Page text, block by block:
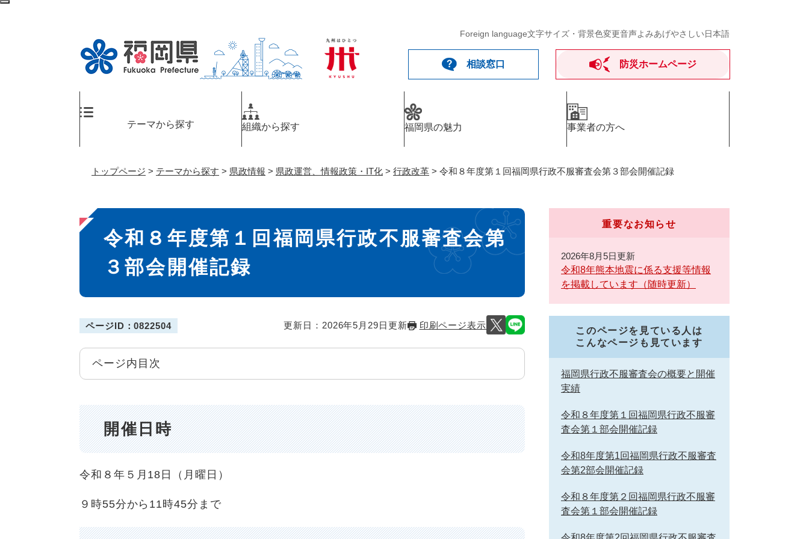
ペ
Foreign language文字サイズ・背景色変更音声よみあげやさしい日本語
相談窓口 防災ホームページ
テーマから探す 組織から探す 福岡県の魅力 事業者の方へ
トップページ > テーマから探す > 県政情報 > 県政運営、情報政策・IT化 > 行政改革 > 令和８年度第１回福岡県行政不服審査会第３部会開催記録
本
文
令和８年度第１回福岡県行政不服審査会第
３部会開催記録
ページID：0822504 更新日：2026年5月29日更新 印刷ページ表示
ページ内目次
開催日時
令和８年５月18日（月曜日）
９時55分から11時45分まで
重要なお知らせ
2026年8月5日更新
令和8年熊本地震に係る支援等情報
を掲載しています（随時更新）
このページを見ている人は
こんなページも見ています
福岡県行政不服審査会の概要と開催
実績
令和８年度第１回福岡県行政不服審
査会第１部会開催記録
令和8年度第1回福岡県行政不服審査
会第2部会開催記録
令和８年度第２回福岡県行政不服審
査会第１部会開催記録